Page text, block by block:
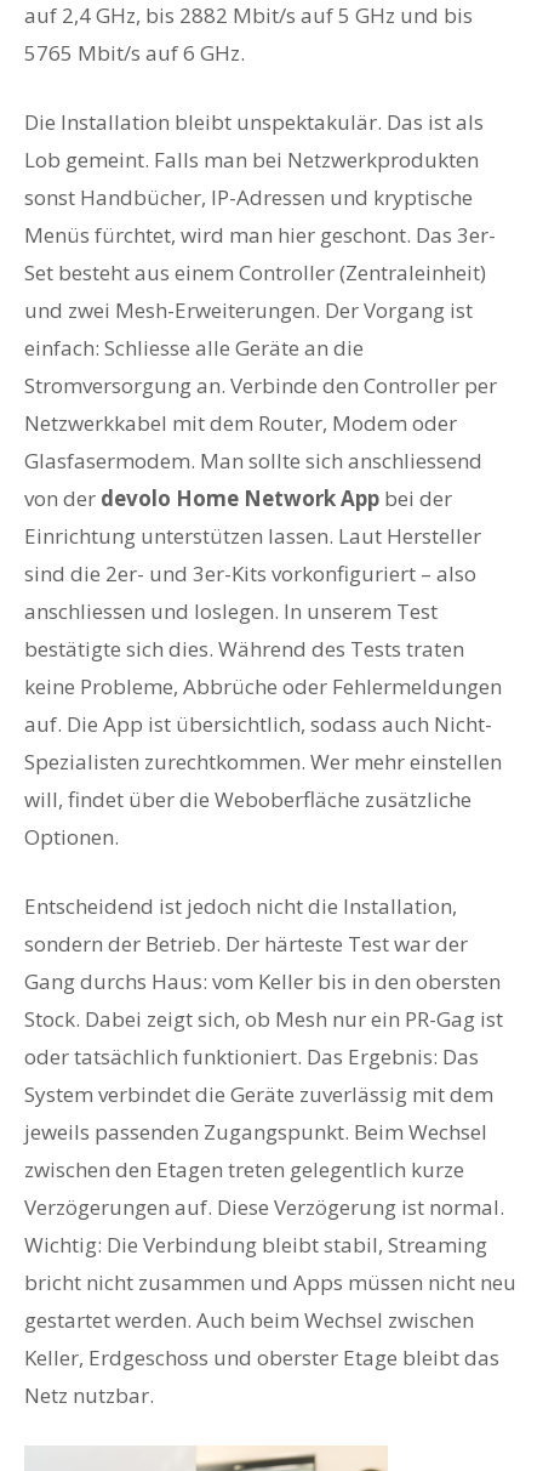
auf 2,4 GHz, bis 2882 Mbit/s auf 5 GHz und bis
5765 Mbit/s auf 6 GHz.
Die Installation bleibt unspektakulär. Das ist als
Lob gemeint. Falls man bei Netzwerkprodukten
sonst Handbücher, IP-Adressen und kryptische
Menüs fürchtet, wird man hier geschont. Das 3er-
Set besteht aus einem Controller (Zentraleinheit)
und zwei Mesh-Erweiterungen. Der Vorgang ist
einfach: Schliesse alle Geräte an die
Stromversorgung an. Verbinde den Controller per
Netzwerkkabel mit dem Router, Modem oder
Glasfasermodem. Man sollte sich anschliessend
von der devolo Home Network App bei der
Einrichtung unterstützen lassen. Laut Hersteller
sind die 2er- und 3er-Kits vorkonfiguriert – also
anschliessen und loslegen. In unserem Test
bestätigte sich dies. Während des Tests traten
keine Probleme, Abbrüche oder Fehlermeldungen
auf. Die App ist übersichtlich, sodass auch Nicht-
Spezialisten zurechtkommen. Wer mehr einstellen
will, findet über die Weboberfläche zusätzliche
Optionen.
Entscheidend ist jedoch nicht die Installation,
sondern der Betrieb. Der härteste Test war der
Gang durchs Haus: vom Keller bis in den obersten
Stock. Dabei zeigt sich, ob Mesh nur ein PR-Gag ist
oder tatsächlich funktioniert. Das Ergebnis: Das
System verbindet die Geräte zuverlässig mit dem
jeweils passenden Zugangspunkt. Beim Wechsel
zwischen den Etagen treten gelegentlich kurze
Verzögerungen auf. Diese Verzögerung ist normal.
Wichtig: Die Verbindung bleibt stabil, Streaming
bricht nicht zusammen und Apps müssen nicht neu
gestartet werden. Auch beim Wechsel zwischen
Keller, Erdgeschoss und oberster Etage bleibt das
Netz nutzbar.